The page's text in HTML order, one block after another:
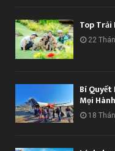
Top Trải
22
Bí Quyết
Mọi
18